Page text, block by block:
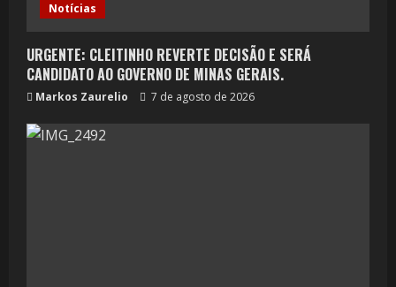
Notícias
URGENTE: CLEITINHO REVERTE DECISÃO E SERÁ
CANDIDATO AO GOVERNO DE MINAS GERAIS.
Markos Zaurelio 7 de agosto de 2026